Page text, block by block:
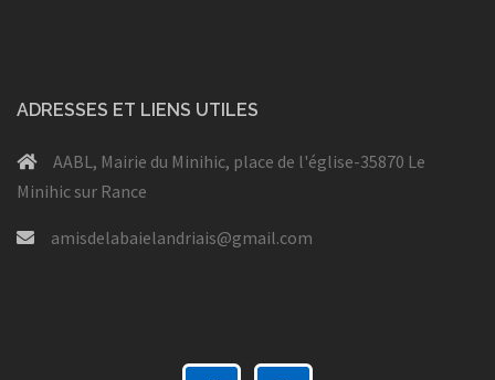
ADRESSES ET LIENS UTILES
AABL, Mairie du Minihic, place de l'église-35870 Le
Minihic sur Rance
amisdelabaielandriais@gmail.com